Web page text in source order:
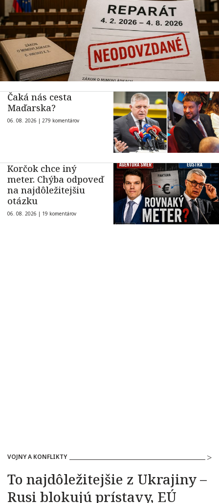
Čaká nás cesta
Maďarska?
06. 08. 2026 | 279 komentárov
Korčok chce iný
meter. Chýba odpoveď
na najdôležitejšiu
otázku
06. 08. 2026 | 19 komentárov
VOJNY A KONFLIKTY
To najdôležitejšie z Ukrajiny –
Rusi blokujú prístavy, EÚ